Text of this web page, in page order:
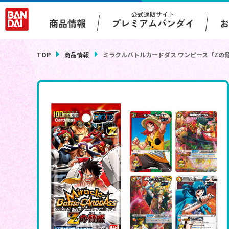
商品情報
公式通販サイト
プレミアムバンダイ
TOP 商品情報 ミラクルバトルカードダス ワンピース「Zの